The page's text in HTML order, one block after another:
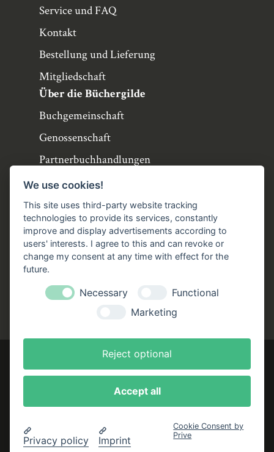
Service und FAQ
Kontakt
Bestellung und Lieferung
Mitgliedschaft
Über die Büchergilde
Buchgemeinschaft
Genossenschaft
Partnerbuchhandlungen
Büchergilde online
Stellenangebote
Folgen Sie uns!
FacebookInstagramYouTubeTikTok
Zustellung durch:
Impressum
Datenschutzerklärung
We use cookies!
This site uses third-party website tracking
technologies to provide its services, constantly
improve and display advertisements according to
users' interests. I agree to this and can revoke or
change my consent at any time with effect for the
future.
Necessary
Functional
Marketing
Reject optional
Accept all
Privacy policy Imprint
Cookie Consent by
Prive